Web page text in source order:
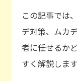
この記事では
デ対策、ムカ
者に任せるか
すく解説します